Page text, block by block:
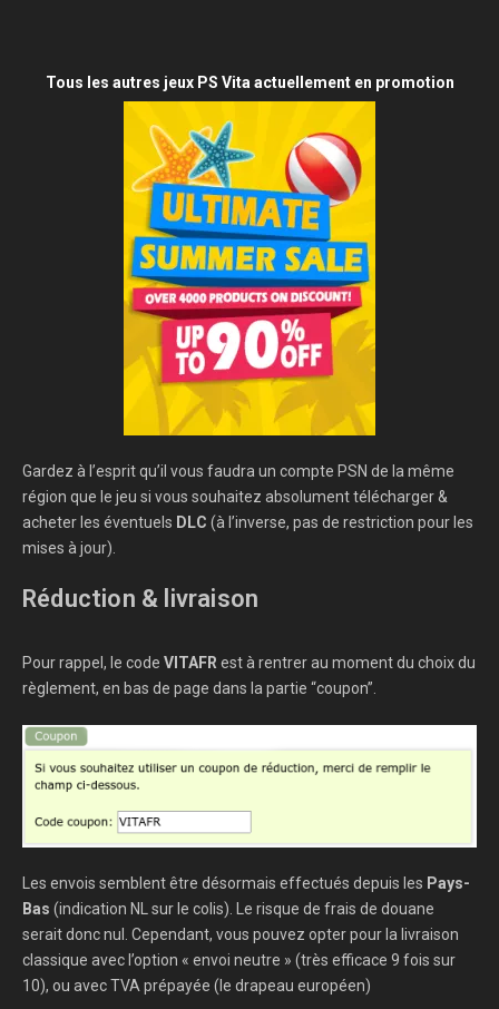
Tous les autres jeux PS Vita actuellement en promotion
Gardez à l’esprit qu’il vous faudra un compte PSN de la même
région que le jeu si vous souhaitez absolument télécharger &
acheter les éventuels DLC (à l’inverse, pas de restriction pour les
mises à jour).
Réduction & livraison
Pour rappel, le code VITAFR est à rentrer au moment du choix du
règlement, en bas de page dans la partie “coupon”.
Les envois semblent être désormais effectués depuis les Pays-
Bas (indication NL sur le colis). Le risque de frais de douane
serait donc nul. Cependant, vous pouvez opter pour la livraison
classique avec l’option « envoi neutre » (très efficace 9 fois sur
10), ou avec TVA prépayée (le drapeau européen)